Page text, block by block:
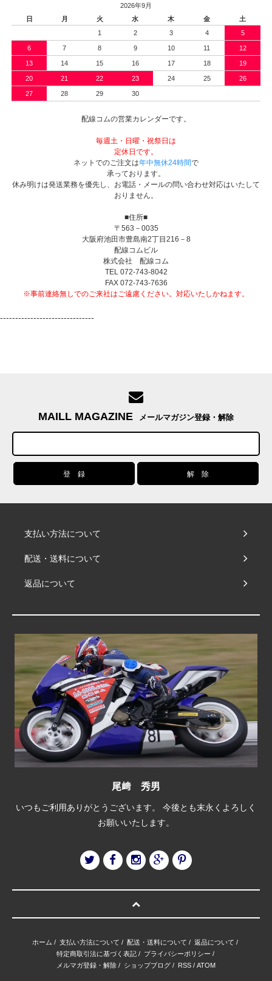
2026年9月
日
月 火 水 木 金
土
1
2 3 4 5
6 7 8 9 10 11 12
13 14 15 16 17 18 19
20 21 22 23 24 25 26
27 28 29 30
配線コムの営業カレンダーです。
毎週土・日曜・祝祭日は
定休日です。
ネットでのご注文は年中無休24時間で
承っております。
休み明けは発送業務を優先し、お電話・メールの問い合わせ対応はいたして
おりません。
■住所■
〒563－0035
大阪府池田市豊島南2丁目216－8
配線コムビル
株式会社 配線コム
TEL 072-743-8042
FAX 072-743-7636
※事前連絡無しでのご来社はご遠慮ください。対応いたしかねます。
-------------------------------
MAILL MAGAZINE メールマガジン登録・解除
支払い方法について
配送・送料について
返品について
尾﨑 秀男
いつもご利用ありがとうございます。 今後とも末永くよろしく
お願いいたします。
ホーム / 支払い方法について / 配送・送料について / 返品について /
特定商取引法に基づく表記/ プライバシーポリシー /
メルマガ登録・解除 / ショップブログ / RSS / ATOM